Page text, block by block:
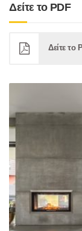
Δείτε το PDF
Δείτε το